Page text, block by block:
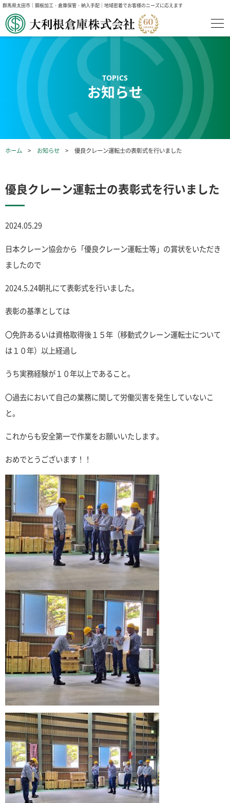
群馬県太田市｜鋼板加工・倉庫保管・納入手配｜地域密着でお客様のニーズに応えます
お知らせ
ホーム お知らせ 優良クレーン運転士の表彰式を行いました
優良クレーン運転士の表彰式を行いました
2024.05.29
日本クレーン協会から「優良クレーン運転士等」の賞状をいただき
ましたので
2024.5.24朝礼にて表彰式を行いました。
表彰の基準としては
〇免許あるいは資格取得後１５年（移動式クレーン運転士について
は１０年）以上経過し
うち実務経験が１０年以上であること。
〇過去において自己の業務に関して労働災害を発生していないこ
と。
これからも安全第一で作業をお願いいたします。
おめでとうございます！！